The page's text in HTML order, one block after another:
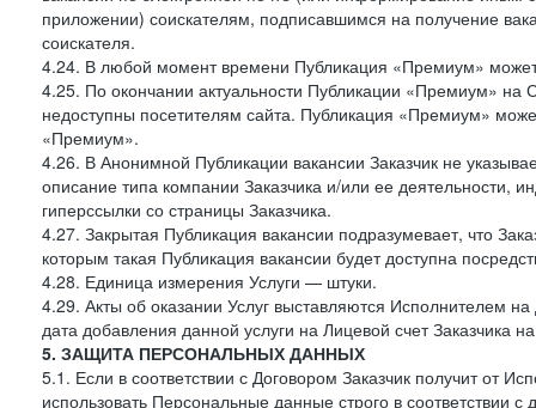
приложении) соискателям, подписавшимся на получение
соискателя.
4.24. В любой момент времени Публикация «Премиум»
4.25. По окончании актуальности Публикации «Премиум»
недоступны посетителям сайта. Публикация «Премиум»
«Премиум».
4.26. В Анонимной Публикации вакансии Заказчик не
описание типа компании Заказчика и/или ее деятельности,
гиперссылки со страницы Заказчика.
4.27. Закрытая Публикация вакансии подразумевает, что
которым такая Публикация вакансии будет доступна
4.28. Единица измерения Услуги — штуки.
4.29. Акты об оказании Услуг выставляются Исполнителем
дата добавления данной услуги на Лицевой счет Заказчика
5. ЗАЩИТА ПЕРСОНАЛЬНЫХ ДАННЫХ
5.1. Если в соответствии с Договором Заказчик получит от
использовать Персональные данные строго в соответствии